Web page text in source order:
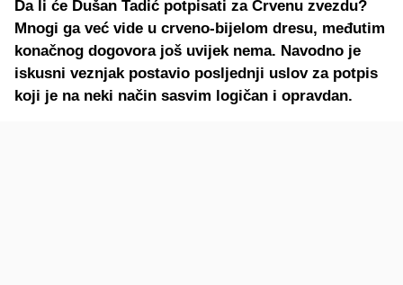
Da li će Dušan Tadić potpisati za Crvenu zvezdu?
Mnogi ga već vide u crveno-bijelom dresu, međutim
konačnog dogovora još uvijek nema. Navodno je
iskusni veznjak postavio posljednji uslov za potpis
koji je na neki način sasvim logičan i opravdan.